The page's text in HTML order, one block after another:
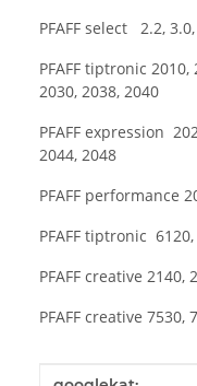
PFAFF select 2.2,
PFAFF tiptronic 2010,
2030, 2038, 2040
PFAFF expression
2044, 2048
PFAFF performance
PFAFF tiptronic
PFAFF creative 2140,
PFAFF creative 7530,